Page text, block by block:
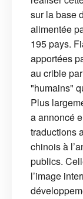
sur la base
alimentée
195 pays.
apportées
au crible
"humains"
Plus
a annoncé
traductions
chinois à
publics.
l’image